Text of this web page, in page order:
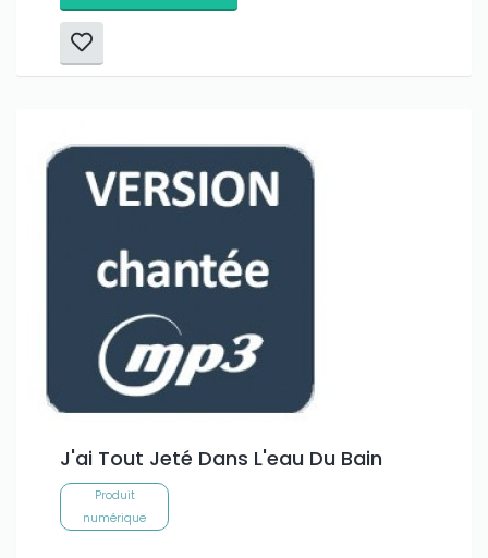
J'ai Tout Jeté Dans L'eau Du Bain
Produit
numérique